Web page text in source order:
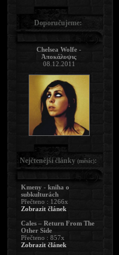
Doporučujeme:
Chelsea Wolfe -
Ἀποκάλυψις
08.12.2011
Nejčtenější články (měsíc):
Kmeny - kniha o
subkulturách
Přečteno : 1266x
Zobrazit článek
Cales – Return From The
Other Side
Přečteno : 857x
Zobrazit článek